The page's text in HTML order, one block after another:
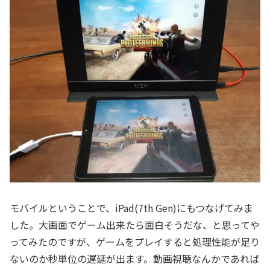
モバイルということで、iPad(7th Gen)にもつなげてみま
した。大画面でゲーム出来たら面白そうだな、と思ってや
ってみたのですが、ゲームをプレイすると処理性能が足り
ないのか秒単位の遅延が出ます。動画視聴なんかであれば